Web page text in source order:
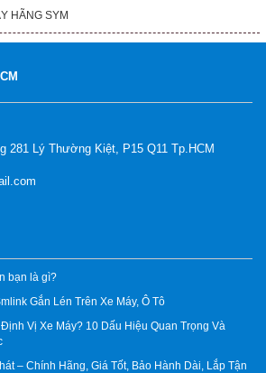
HÃNG SYM
281 Lý Thường Kiệt, P15 Q11 Tp.HCM
bạn là gì?
Gắn Lén Trên Xe Máy, Ô Tô
Vị Xe Máy? 10 Dấu Hiệu Quan Trọng Và
– Chính Hãng, Giá Tốt, Bảo Hành Dài, Lắp Tận